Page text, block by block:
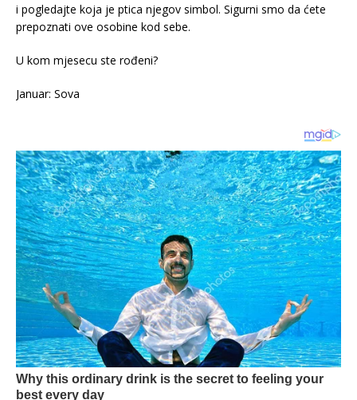
i pogledajte koja je ptica njegov simbol. Sigurni smo da ćete
prepoznati ove osobine kod sebe.
U kom mjesecu ste rođeni?
Januar: Sova